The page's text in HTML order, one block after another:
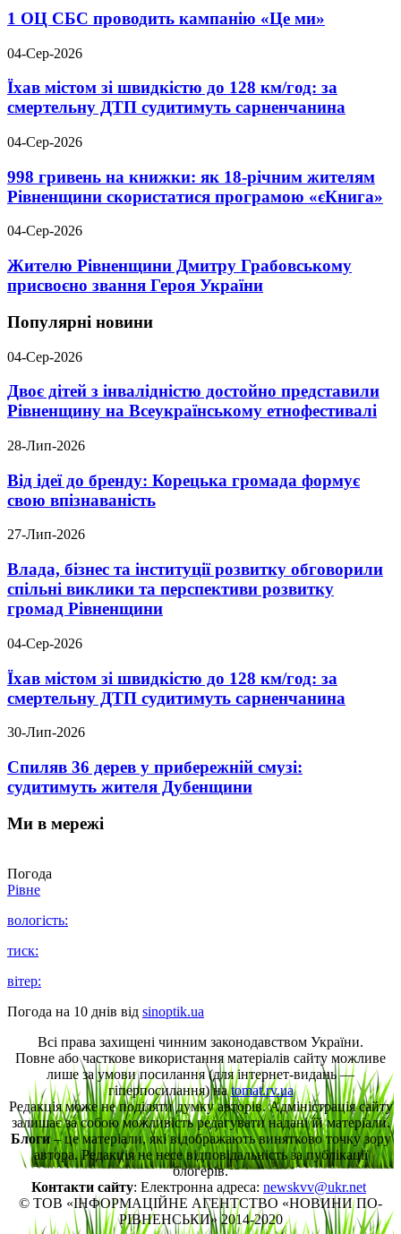
1 ОЦ СБС проводить кампанію «Це ми»
04-Сер-2026
Їхав містом зі швидкістю до 128 км/год: за
смертельну ДТП судитимуть сарненчанина
04-Сер-2026
998 гривень на книжки: як 18-річним жителям
Рівненщини скористатися програмою «єКнига»
04-Сер-2026
Жителю Рівненщини Дмитру Грабовському
присвоєно звання Героя України
Популярні новини
04-Сер-2026
Двоє дітей з інвалідністю достойно представили
Рівненщину на Всеукраїнському етнофестивалі
28-Лип-2026
Від ідеї до бренду: Корецька громада формує
свою впізнаваність
27-Лип-2026
Влада, бізнес та інституції розвитку обговорили
спільні виклики та перспективи розвитку
громад Рівненщини
04-Сер-2026
Їхав містом зі швидкістю до 128 км/год: за
смертельну ДТП судитимуть сарненчанина
30-Лип-2026
Спиляв 36 дерев у прибережній смузі:
судитимуть жителя Дубенщини
Ми в мережі
Погода
Рівне
вологість:
тиск:
вітер:
Погода на 10 днів від sinoptik.ua
Всі права захищені чинним законодавством України.
Повне або часткове використання матеріалів сайту можливе
лише за умови посилання (для інтернет-видань —
гіперпосилання) наtomat.rv.ua
Редакція може не поділяти думку авторів. Адміністрація сайту
залишає за собою можливість редагувати надані їй матеріали.
Блоги– це матеріали, які відображають винятково точку зору
автора. Редакція не несе відповідальність за публікації
блогерів.
Контакти сайту: Електронна адреса: newskvv@ukr.net
© ТОВ «ІНФОРМАЦІЙНЕ АГЕНТСТВО «НОВИНИ ПО-
РІВНЕНСЬКИ» 2014-2020